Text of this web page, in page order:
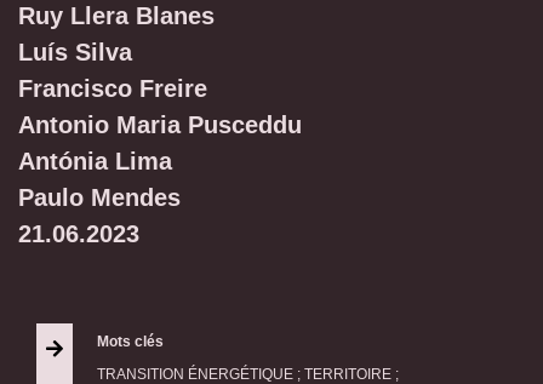
Ruy Llera Blanes
Luís Silva
Francisco Freire
Antonio Maria Pusceddu
Antónia Lima
Paulo Mendes
21.06.2023
Mots clés
TRANSITION ÉNERGÉTIQUE ; TERRITOIRE ;